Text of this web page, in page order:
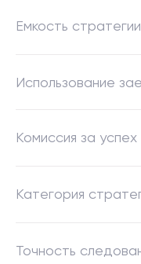
Емкость стратегии
Использование
Комиссия за успех
Категория
Точность